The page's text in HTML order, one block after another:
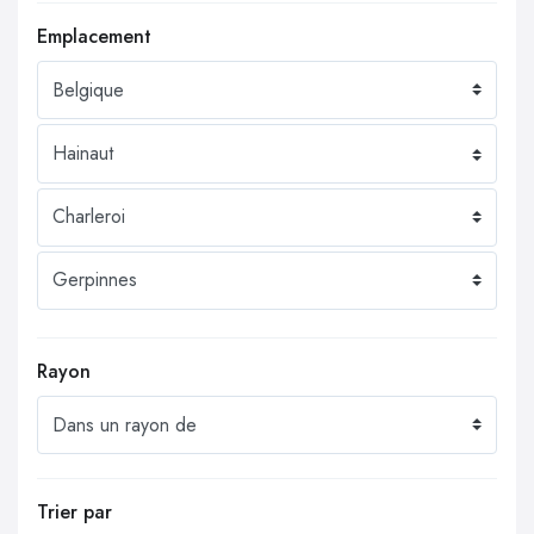
Emplacement
Rayon
Trier par